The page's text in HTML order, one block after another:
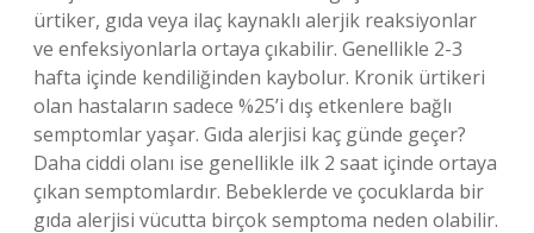
ürtiker, gıda veya ilaç kaynaklı alerjik reaksiyonlar
ve enfeksiyonlarla ortaya çıkabilir. Genellikle 2-3
hafta içinde kendiliğinden kaybolur. Kronik ürtikeri
olan hastaların sadece %25’i dış etkenlere bağlı
semptomlar yaşar. Gıda alerjisi kaç günde geçer?
Daha ciddi olanı ise genellikle ilk 2 saat içinde ortaya
çıkan semptomlardır. Bebeklerde ve çocuklarda bir
gıda alerjisi vücutta birçok semptoma neden olabilir.